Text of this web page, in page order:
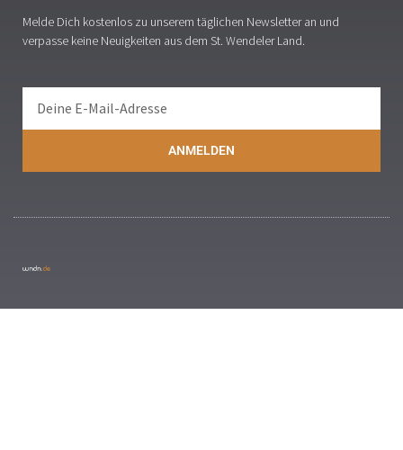
Melde Dich kostenlos zu unserem täglichen Newsletter an und
verpasse keine Neuigkeiten aus dem St. Wendeler Land.
ANMELDEN